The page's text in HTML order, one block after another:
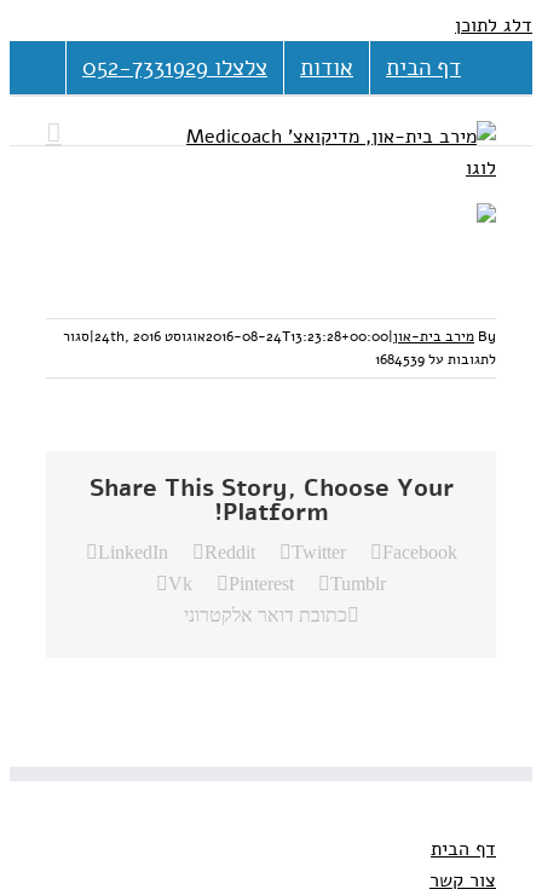
דלג לתוכן
דף הבית אודות צלצלו 052-7331929
By מירב בית-און|
2016-08-24T13:23:28+00:00אוגוסט 24th, 2016 |סגור
לתגובות על 1684539
Share This Story, Choose Your
Platform!
Facebook
Twitter
Reddit
LinkedIn
Tumblr
Pinterest
Vk
כתובת דואר אלקטרוני
דף הבית
צור קשר